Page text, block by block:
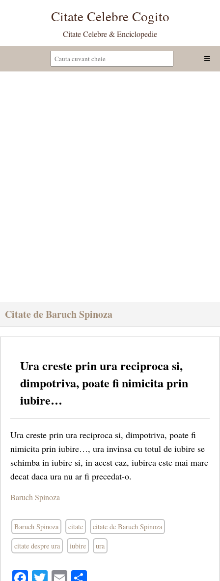
Citate Celebre Cogito
Citate Celebre & Enciclopedie
Citate de Baruch Spinoza
Ura creste prin ura reciproca si,
dimpotriva, poate fi nimicita prin
iubire…
Ura creste prin ura reciproca si, dimpotriva, poate fi
nimicita prin iubire…, ura invinsa cu totul de iubire se
schimba in iubire si, in acest caz, iubirea este mai mare
decat daca ura nu ar fi precedat-o.
Baruch Spinoza
Baruch Spinoza citate citate de Baruch Spinoza
citate despre ura iubire ura